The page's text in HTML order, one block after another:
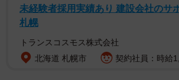
未経験者採用実績あり 建設会社のサ
札幌
トランスコスモス株式会社
北海道 札幌市
契約社員：時給